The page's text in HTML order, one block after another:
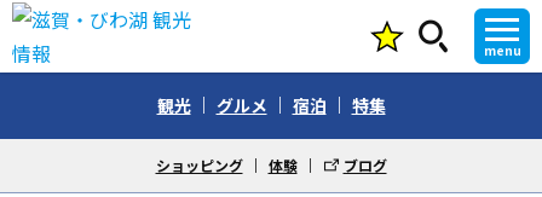
menu
観光 グルメ 宿泊 特集
ショッピング 体験 ブログ